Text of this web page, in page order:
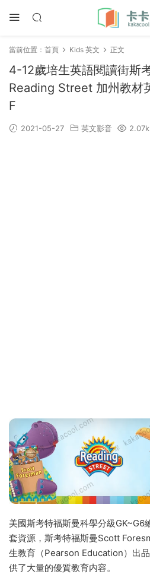
當前位置： 首頁 Kids 英文 正文
4-12歲培生英語閱讀街斯
Reading Street 加州教材
F
2021-05-27 英文影音 2.07k
美國斯考特福斯曼科學分級
套資源，斯考特福斯曼Scott
生教育（Pearson Education）出
供了大量的優質教育内容。